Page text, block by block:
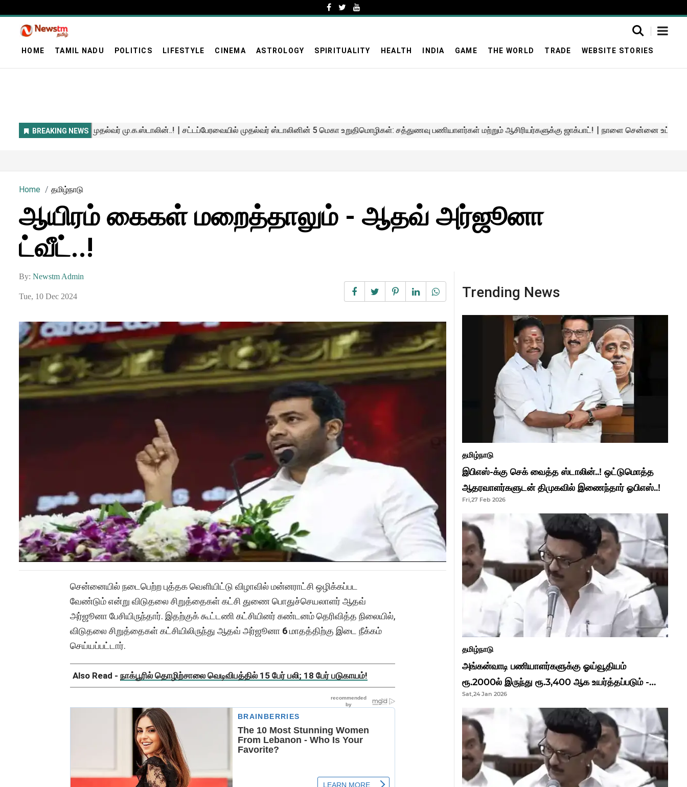
HOME TAMIL NADU POLITICS LIFESTYLE CINEMA ASTROLOGY SPIRITUALITY HEALTH INDIA GAME THE WORLD TRADE WEBSITE STORIES
Home தமிழ்நாடு
ஆயிரம் கைகள் மறைத்தாலும் - ஆதவ் அர்ஜூனா
ட்வீட்..!
By: Newstm Admin
Tue, 10 Dec 2024
சென்னையில் நடைபெற்ற புத்தக வெளியிட்டு விழாவில் மன்னராட்சி ஒழிக்கப்பட
வேண்டும் என்று விடுதலை சிறுத்தைகள் கட்சி துணை பொதுச்செயலாளர் ஆதவ்
அர்ஜூனா பேசியிருந்தார். இதற்குக் கூட்டணி கட்சியினர் கண்டனம் தெரிவித்த நிலையில்,
விடுதலை சிறுத்தைகள் கட்சியிலிருந்து ஆதவ் அர்ஜூனா 6மாதத்திற்கு இடை நீக்கம்
செய்யப்பட்டார்.
Also Read - நாக்பூரில் தொழிற்சாலை வெடிவிபத்தில் 15 பேர் பலி; 18 பேர் படுகாயம்!
Trending News
தமிழ்நாடு
இபிஎஸ்-க்கு செக் வைத்த ஸ்டாலின்..! ஒட்டுமொத்த
ஆதரவாளர்களுடன் திமுகவில் இணைந்தார் ஓபிஎஸ்..!
Fri,27 Feb 2026
தமிழ்நாடு
அங்கன்வாடி பணியாளர்களுக்கு ஓய்வூதியம்
ரூ.2000ல் இருந்து ரூ.3,400 ஆக உயர்த்தப்படும் -
முதல்வர் மு.க.ஸ்டாலின்..!
Sat,24 Jan 2026